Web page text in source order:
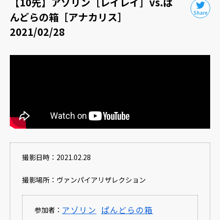
んどらの箱［アナカリス］
2021/02/28
撮影日時：2021.02.28
撮影場所：ヴァンパイアリザレクション
参加者： アゾリン ぱんどらの箱